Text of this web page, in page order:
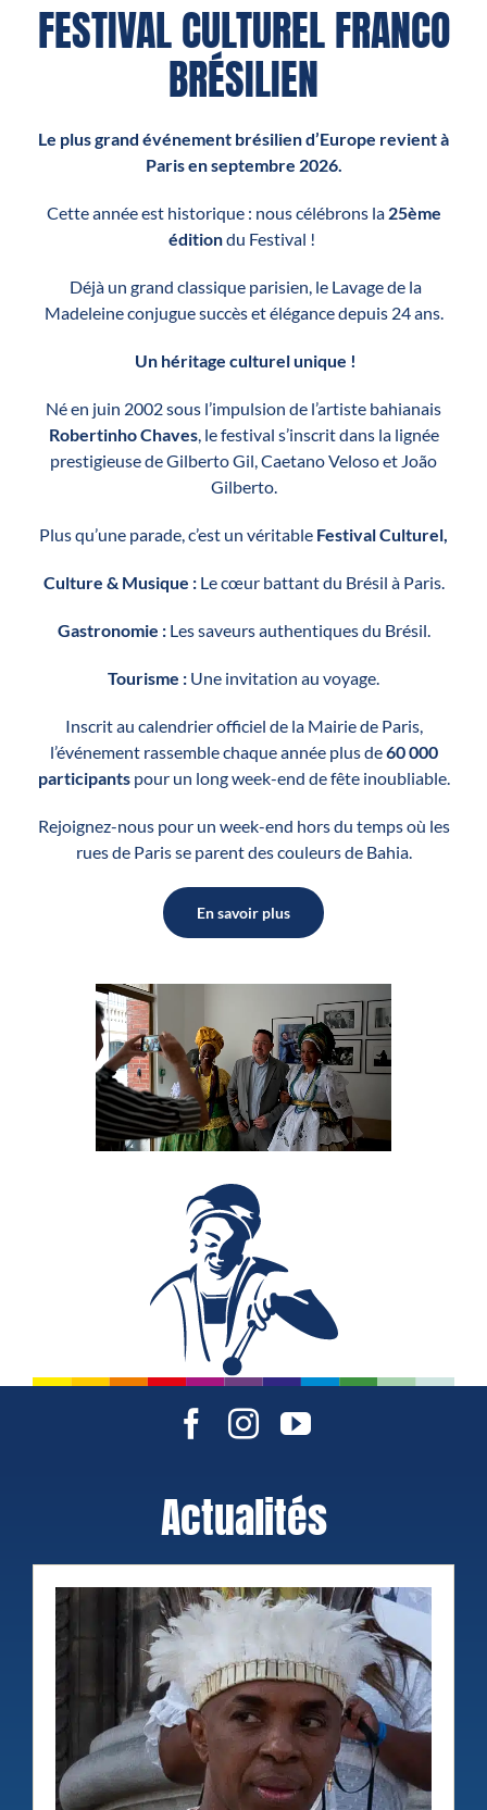
FESTIVAL CULTUREL FRANCO
BRÉSILIEN
Le plus grand événement brésilien d’Europe revient à
Paris en septembre 2026.
Cette année est historique : nous célébrons la 25ème
éditiondu Festival !
Déjà un grand classique parisien, le Lavage de la
Madeleine conjugue succès et élégance depuis 24 ans.
Un héritage culturel unique !
Né en juin 2002 sous l’impulsion de l’artiste bahianais
Robertinho Chaves, le festival s’inscrit dans la lignée
prestigieuse de Gilberto Gil, Caetano Veloso et João
Gilberto.
Plus qu’une parade, c’est un véritable Festival Culturel,
Culture & Musique :Le cœur battant du Brésil à Paris.
Gastronomie :Les saveurs authentiques du Brésil.
Tourisme : Une invitation au voyage.
Inscrit au calendrier officiel de la Mairie de Paris,
l’événement rassemble chaque année plus de60 000
participantspour un long week-end de fête inoubliable.
Rejoignez-nous pour un week-end hors du temps où les
rues de Paris se parent des couleurs de Bahia.
En savoir plus
Actualités
Portrait de Roberto
Chaves, sans lui, rien
n’aurait été possible